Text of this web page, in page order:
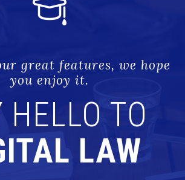
great features, we hope
you enjoy it.
HELLO TO
LAW